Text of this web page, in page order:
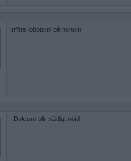
utförs lobotomi på honom
. Doktorn blir väldigt nöjd